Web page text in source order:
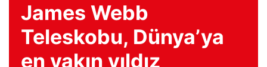
James Webb
Teleskobu, Dünya’ya
en yakın yıldız